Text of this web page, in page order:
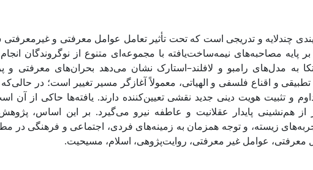
چندلایه و تدریجی است که تحت تأثیر تعامل عوامل معرفتی و
پایه مصاحبه‌های نیمه‌ساخت‌یافته با مجموعه‌ای متنوع از نوگروندگان
اتکا به مدل‌های رامبو و لافلند–استارک نشان می‌دهد بحران‌های
و اقناع فلسفی و الهیاتی، معمولاً آغازگر مسیر تغییر است؛ در
و تثبیت هویت دینی جدید نقشی تعیین‌کننده دارند. یافته‌ها حاکی از آن
از هم‌نشینی پایدار عقلانیت و عاطفه نیرو می‌گیرد. بر این اساس،
زیسته، و توجه همزمان به زمینه‌های فردی، اجتماعی و فرهنگی در
معرفتی، عوامل غیر معرفتی، روایت‌پژوهی، اسلام، مسیحیت.